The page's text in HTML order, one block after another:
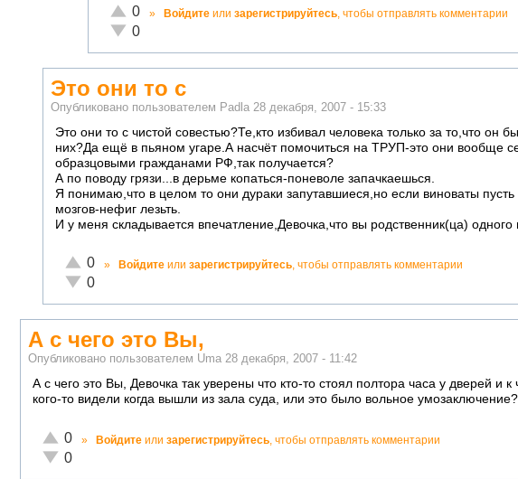
Отлично!
0
Неадекватно!
0
» Войдите или зарегистрируйтесь , чтобы отправлять комментарии
Это они то с
Опубликовано пользователем Padla 28 декабря, 2007 - 15:33
Это они то с чистой совестью?Те,кто избивал человека только за то,что он
них?Да ещё в пьяном угаре.А насчёт помочиться на ТРУП-это они вообще
образцовыми гражданами РФ,так получается?
А по поводу грязи...в дерьме копаться-поневоле запачкаешься.
Я понимаю,что в целом то они дураки запутавшиеся,но если виноваты
мозгов-нефиг лезьть.
И у меня складывается впечатление,Девочка,что вы родственник(ца) одного
Отлично!
0
Неадекватно!
0
» Войдите или зарегистрируйтесь, чтобы отправлять комментарии
А с чего это Вы,
Опубликовано пользователем Uma 28 декабря, 2007 - 11:42
А с чего это Вы, Девочка так уверены что кто-то стоял полтора часа у дверей и
кого-то видели когда вышли из зала суда, или это было вольное умозаключение?
Отлично!
0
Неадекватно!
0
» Войдите или зарегистрируйтесь , чтобы отправлять комментарии